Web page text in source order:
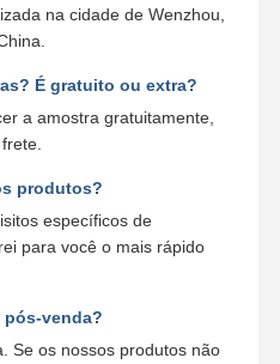
na cidade de Wenzhou,
É gratuito ou extra?
a amostra gratuitamente,
produtos?
específicos de
para você o mais rápido
pós-venda?
Se os nossos produtos não